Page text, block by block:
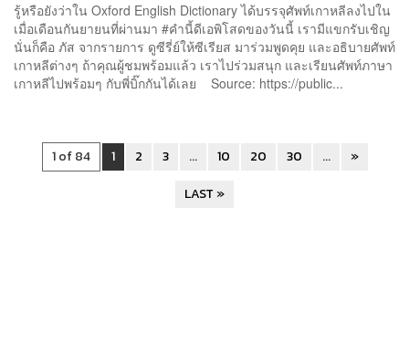
รู้หรือยังว่าใน Oxford English Dictionary ได้บรรจุศัพท์เกาหลีลงไปใน
เมื่อเดือนกันยายนที่ผ่านมา #คำนี้ดีเอพิโสดของวันนี้ เรามีแขกรับเชิญ
นั่นก็คือ ภัส จากรายการ ดูซีรี่ย์ให้ซีเรียส มาร่วมพูดคุย และอธิบายศัพท์
เกาหลีต่างๆ ถ้าคุณผู้ชมพร้อมแล้ว เราไปร่วมสนุก และเรียนศัพท์ภาษา
เกาหลีไปพร้อมๆ กับพี่บิ๊กกันได้เลย Source: https://public...
1 of 84 1 2 3 ... 10 20 30 ...
»
LAST »